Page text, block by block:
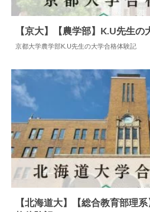
【京大】【農学部】K.U先生
京都大学農学部K.U先生の大学合格体験記
【北海道大】【総合教育部理